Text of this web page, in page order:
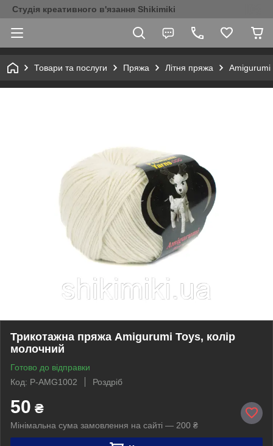
Студія креативного в'язання Shikimiki
Товари та послуги Пряжа Літня пряжа
Трикотажна пряжа Amigurumi Toys, колір
молочний
Готово до відправки
Код: P-AMG1002
Роздріб
50 ₴
Мінімальна сума замовлення на сайті — 200 ₴